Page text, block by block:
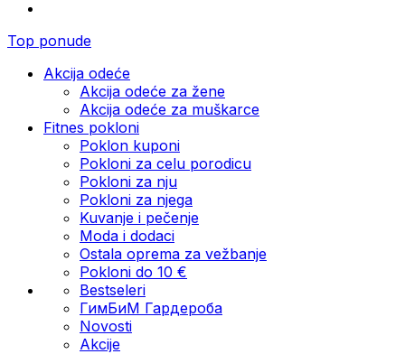
Top ponude
Akcija odeće
Akcija odeće za žene
Akcija odeće za muškarce
Fitnes pokloni
Poklon kuponi
Pokloni za celu porodicu
Pokloni za nju
Pokloni za njega
Kuvanje i pečenje
Moda i dodaci
Ostala oprema za vežbanje
Pokloni do 10 €
Bestseleri
ГимБиМ Гардeробa
Novosti
Akcije